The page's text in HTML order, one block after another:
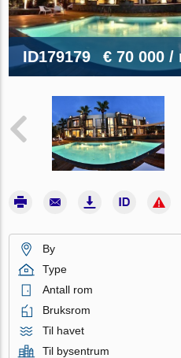
ID179179 € 70 000/
By
Type
Antall rom
Bruksrom
Til havet
Til bysentrum